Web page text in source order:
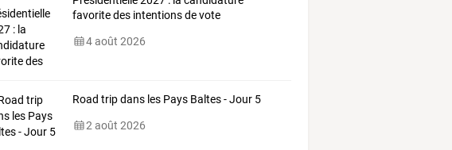
favorite des intentions de vote
4 août 2026
Road trip dans les Pays Baltes - Jour 5
2 août 2026